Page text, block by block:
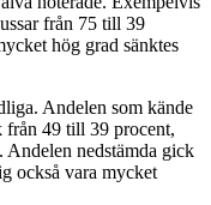
från 75 till 39
hög grad sänktes
Andelen som kände
från 49 till 39 procent,
Andelen nedstämda gick
också vara mycket